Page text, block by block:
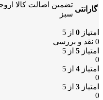
گارانتی
تضمین اصالت کالا
سبز
امتیاز 0 از 5
0 نقد و بررسی
امتیاز 5 از 5
0
امتیاز 4 از 5
0
امتیاز 3 از 5
0